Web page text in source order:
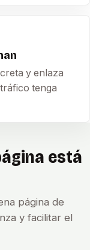
y enlaza
tenga
está
página de
y facilitar el